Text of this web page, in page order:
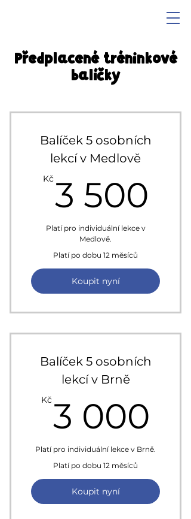
Předplacené tréninkové
balíčky
Balíček 5 osobních
lekcí v Medlově
Kč3 500
Platí pro individuální lekce v
Medlově.
Platí po dobu 12 měsíců
Koupit nyní
Balíček 5 osobních
lekcí v Brně
Kč3 000
Platí pro individuální lekce v Brně.
Platí po dobu 12 měsíců
Koupit nyní